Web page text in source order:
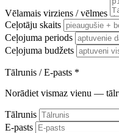
Vēlamais virziens / vēlmes
Ceļotāju skaits
Ceļojuma periods
Ceļojuma budžets
Tālrunis / E-pasts *
Norādiet vismaz vienu —
Tālrunis
E-pasts